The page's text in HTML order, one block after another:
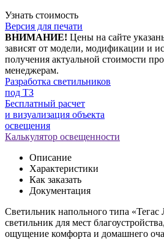
Узнать стоимость
Версия для печати
ВНИМАНИЕ! Цены на сайте
зависят от модели, модификации и
получения актуальной стоимости
менеджерам.
Разработка светильников
под ТЗ
Бесплатный расчет
и визуализация объекта
освещения
Калькулятор освещенности
Описание
Характеристики
Как заказать
Документация
Светильник напольного типа
светильник для мест
ощущение комфорта и домашнего